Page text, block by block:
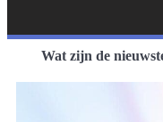
Wat zijn de